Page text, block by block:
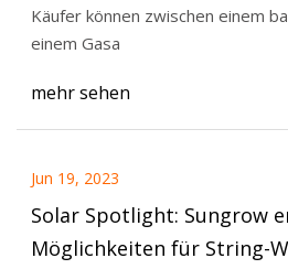
Käufer können zwischen einem
einem Gasa
mehr sehen
Jun 19, 2023
Solar Spotlight: Sungrow
Möglichkeiten für String-